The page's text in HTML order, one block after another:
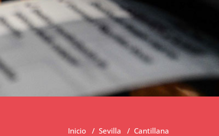
Inicio / Sevilla / Cantillana